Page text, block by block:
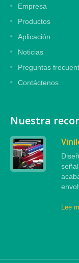
Empresa
Productos
Aplicación
Noticias
Preguntas
Contáctenos
Nuestra
Lee